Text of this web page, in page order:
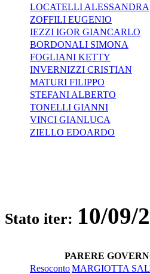
LOCATELLI ALESSANDRA
ZOFFILI EUGENIO
IEZZI IGOR GIANCARLO
BORDONALI SIMONA
FOGLIANI KETTY
INVERNIZZI CRISTIAN
MATURI FILIPPO
STEFANI ALBERTO
TONELLI GIANNI
VINCI GIANLUCA
ZIELLO EDOARDO
Stato iter: 10/09/
PARERE
ResocontoMARGIOTTA